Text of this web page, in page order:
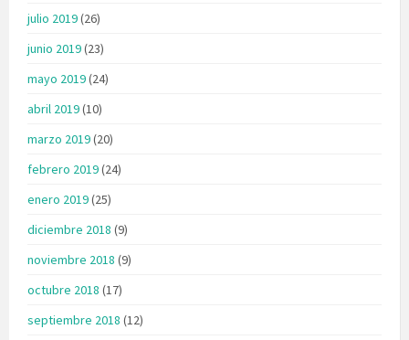
julio 2019(26)
junio 2019(23)
mayo 2019(24)
abril 2019(10)
marzo 2019(20)
febrero 2019(24)
enero 2019(25)
diciembre 2018 (9)
noviembre 2018 (9)
octubre 2018 (17)
septiembre 2018 (12)